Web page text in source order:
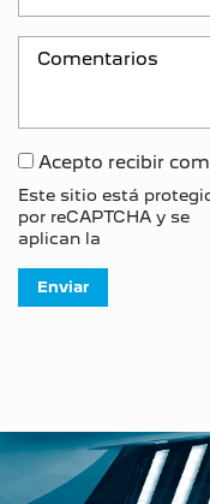
Acepto recibir
Este sitio está
por reCAPTCHA y se
aplican la
Enviar